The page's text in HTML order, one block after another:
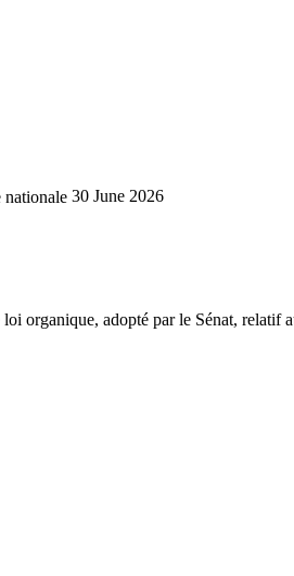
nationale 30 June 2026
organique, adopté par le Sénat, relatif